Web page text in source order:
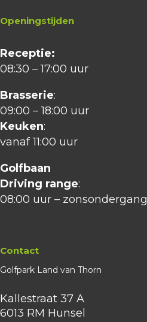
Openingstijden
Receptie:
08:30 – 17:00 uur
Brasserie:
09:00 – 18:00 uur
Keuken:
vanaf 11:00 uur
Golfbaan
Driving range:
08:00 uur – zonsondergang
Contact
Golfpark Land van Thorn
Kallestraat 37 A
6013 RM Hunsel